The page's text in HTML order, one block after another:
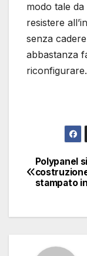
modo tale
resistere
senza
abbastanza
articoli
Polypanel
stampato